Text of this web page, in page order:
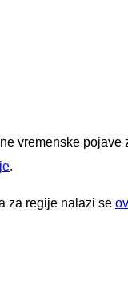
vremenske pojave
.
za regije nalazi se